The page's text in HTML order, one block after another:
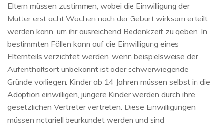
Eltern müssen zustimmen, wobei die Einwilligung der
Mutter erst acht Wochen nach der Geburt wirksam erteilt
werden kann, um ihr ausreichend Bedenkzeit zu geben. In
bestimmten Fällen kann auf die Einwilligung eines
Elternteils verzichtet werden, wenn beispielsweise der
Aufenthaltsort unbekannt ist oder schwerwiegende
Gründe vorliegen. Kinder ab 14 Jahren müssen selbst in die
Adoption einwilligen, jüngere Kinder werden durch ihre
gesetzlichen Vertreter vertreten. Diese Einwilligungen
müssen notariell beurkundet werden und sind